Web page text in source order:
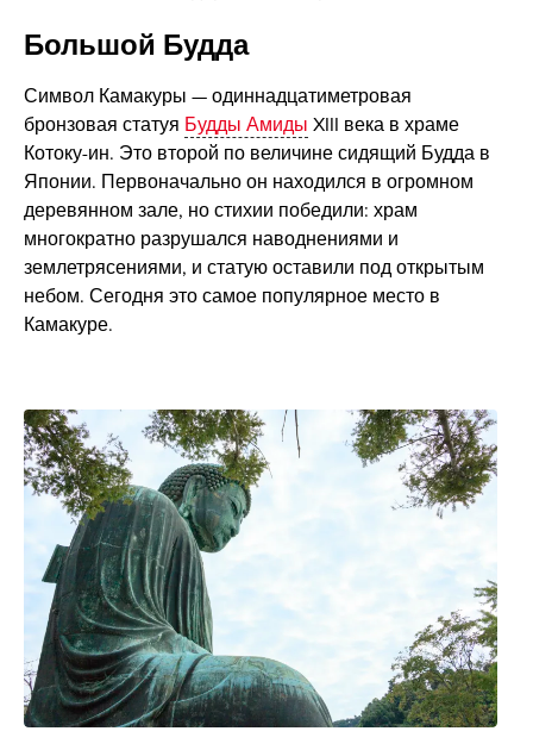
Большой Будда
Символ Камакуры — одиннадцатиметровая
бронзовая статуя Будды Амиды XIII века в храме
Котоку-ин. Это второй по величине сидящий Будда в
Японии. Первоначально он находился в огромном
деревянном зале, но стихии победили: храм
многократно разрушался наводнениями и
землетрясениями, и статую оставили под открытым
небом. Сегодня это самое популярное место в
Камакуре.